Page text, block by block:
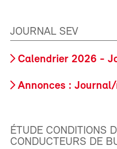
JOURNAL SEV
Calendrier 2026 -
Annonces :
ÉTUDE CONDITIONS
CONDUCTEURS DE